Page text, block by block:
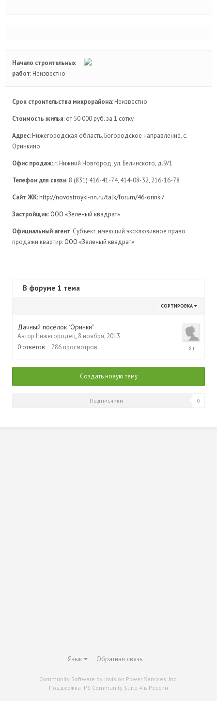
Начало строительных
работ: Неизвестно
Срок строительства микрорайона: Неизвестно
Стоимость жилья: от 50 000 руб. за 1 сотку
Адрес: Нижегородская область, Богородское направление, с.
Оринкино
Офис продаж: г. Нижний Новгород, ул. Белинского, д.9/1
Телефон для связи: 8 (831) 416-41-74, 414-08-32, 216-16-78
Сайт ЖК:http://novostroyki-nn.ru/talk/forum/46-orinki/
Застройщик: ООО «Зеленый квадрат»
Официальный агент: Субъект, имеющий эксклюзивное право
продажи квартир: ООО «Зеленый квадрат»
В форуме 1 тема
СОРТИРОВКА
Дачный посёлок "Оринки"
Автор Нижегородец, 8 ноября, 2013
0 ответов 786 просмотров
Создать новую тему
Подписчики 0
Язык Обратная связь
Community Software by Invision Power Services, Inc.
Поддержка IPS Community Suite 4 в России